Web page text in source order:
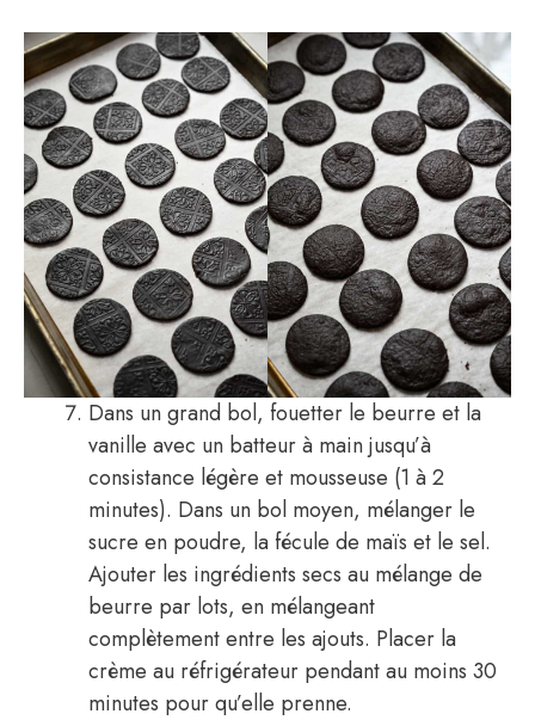
Dans un grand bol, fouetter le beurre et la
vanille avec un batteur à main jusqu’à
consistance légère et mousseuse (1 à 2
minutes). Dans un bol moyen, mélanger le
sucre en poudre, la fécule de maïs et le sel.
Ajouter les ingrédients secs au mélange de
beurre par lots, en mélangeant
complètement entre les ajouts. Placer la
crème au réfrigérateur pendant au moins 30
minutes pour qu’elle prenne.